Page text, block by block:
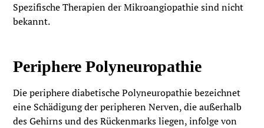
Spezifische Therapien der Mikroangiopathie sind nicht
bekannt.
Periphere Polyneuropathie
Die periphere diabetische Polyneuropathie bezeichnet
eine Schädigung der peripheren Nerven, die außerhalb
des Gehirns und des Rückenmarks liegen, infolge von